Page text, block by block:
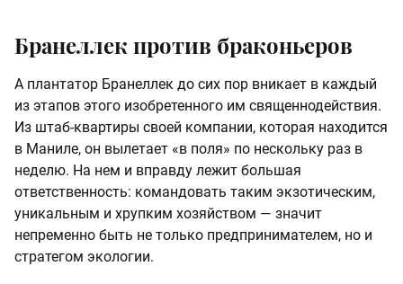
Бранеллек против браконьеров
А плантатор Бранеллек до сих пор вникает в каждый
из этапов этого изобретенного им священнодействия.
Из штаб-квартиры своей компании, которая находится
в Маниле, он вылетает «в поля» по нескольку раз в
неделю. На нем и вправду лежит большая
ответственность: командовать таким экзотическим,
уникальным и хрупким хозяйством — значит
непременно быть не только предпринимателем, но и
стратегом экологии.